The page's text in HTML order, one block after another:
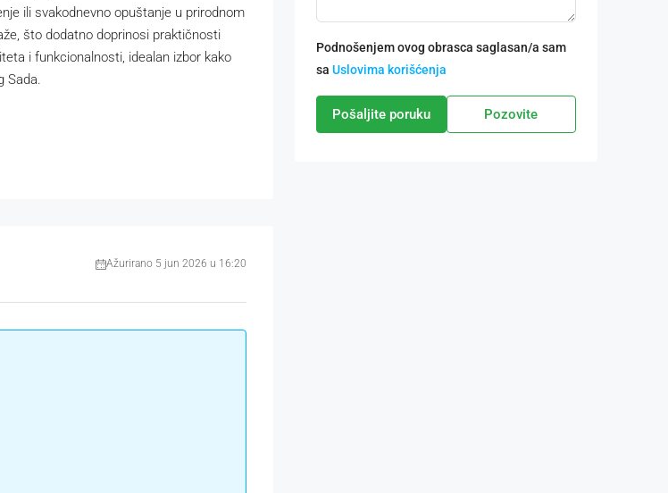
ili svakodnevno opuštanje u prirodnom
što dodatno doprinosi praktičnosti
i funkcionalnosti, idealan izbor kako
Sada.
Ažurirano 5 jun 2026 u 16:20
Podnošenjem ovog obrasca saglasan/a sam
sa Uslovima korišćenja
Pošaljite poruku Pozovite